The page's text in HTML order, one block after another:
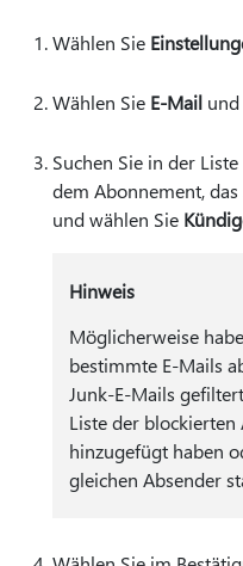
Wählen Sie
Wählen Sie E-Mail
Suchen Sie in der Liste
dem Abonnement,
und wählen Sie
Hinweis
Möglicherweise
bestimmte E-Mails
Junk-E-Mails
Liste der
hinzugefügt haben
gleichen Absender